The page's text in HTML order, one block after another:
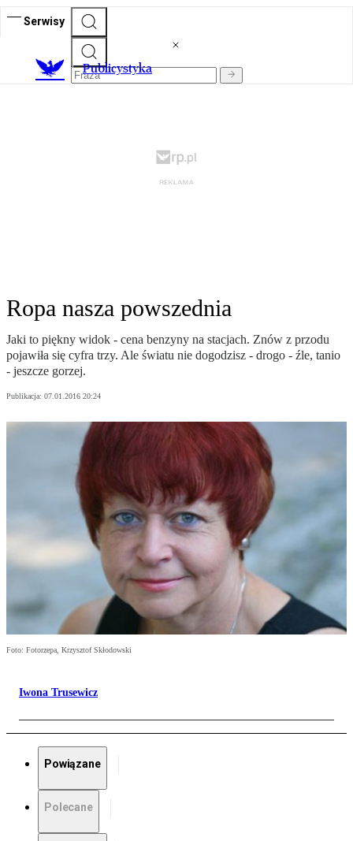
Serwisy
Publicystyka
Ropa nasza powszednia
Jaki to piękny widok - cena benzyny na stacjach. Znów z przodu
pojawiła się cyfra trzy. Ale światu nie dogodzisz - drogo - źle, tanio
- jeszcze gorzej.
Publikacja: 07.01.2016 20:24
Foto: Fotorzepa, Krzysztof Skłodowski
Iwona Trusewicz
Powiązane
Polecane